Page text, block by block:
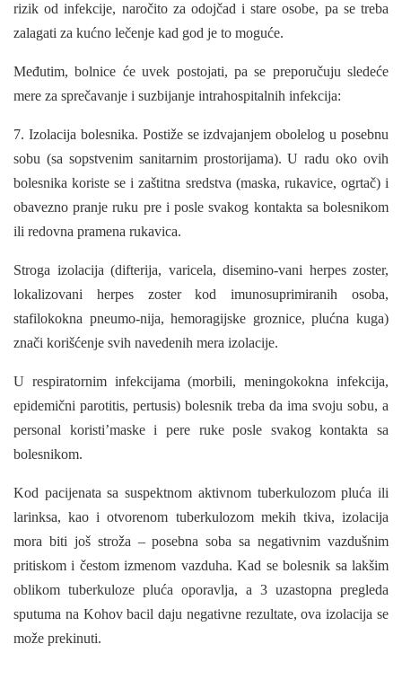
rizik od infekcije, naročito za odojčad i stare osobe, pa se treba
zala­gati za kućno lečenje kad god je to moguće.
Međutim, bolnice će uvek postojati, pa se pre­poručuju sledeće
mere za sprečavanje i suzbijanje intrahospitalnih infekcija:
7. Izolacija bolesnika. Postiže se izdvaja­njem obolelog u posebnu
sobu (sa sopstvenim sanitarnim prostorijama). U radu oko ovih
boles­nika koriste se i zaštitna sredstva (maska, ruka­vice, ogrtač) i
obavezno pranje ruku pre i posle svakog kontakta sa bolesnikom
ili redovna pra­mena rukavica.
Stroga izolacija (difterija, varicela, disemino-vani herpes zoster,
lokalizovani herpes zoster kod imunosuprimiranih osoba,
stafilokokna pneumo-nija, hemoragijske groznice, plućna kuga)
znači korišćenje svih navedenih mera izolacije.
U respiratornim infekcijama (morbili, meningokokna infekcija,
epidemični parotitis, pertusis) bolesnik treba da ima svoju sobu, a
per­sonal koristi’maske i pere ruke posle svakog kon­takta sa
bolesnikom.
Kod pacijenata sa suspektnom aktivnom tuberkulozom pluća ili
larinksa, kao i otvorenom tuberkulozom mekih tkiva, izolacija
mora biti još stroža – posebna soba sa negativnim vazdušnim
pritiskom i čestom izmenom vazduha. Kad se bolesnik sa lakšim
oblikom tuberkuloze pluća oporavlja, a 3 uzastopna pregleda
sputuma na Kohov bacil daju negativne rezultate, ova izolaci­ja se
može prekinuti.